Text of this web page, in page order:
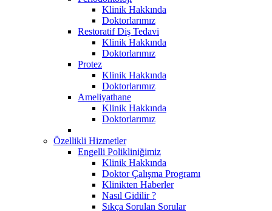
Klinik Hakkında
Doktorlarımız
Restoratif Diş Tedavi
Klinik Hakkında
Doktorlarımız
Protez
Klinik Hakkında
Doktorlarımız
Ameliyathane
Klinik Hakkında
Doktorlarımız
Özellikli Hizmetler
Engelli Polikliniğimiz
Klinik Hakkında
Doktor Çalışma Programı
Klinikten Haberler
Nasıl Gidilir ?
Sıkça Sorulan Sorular